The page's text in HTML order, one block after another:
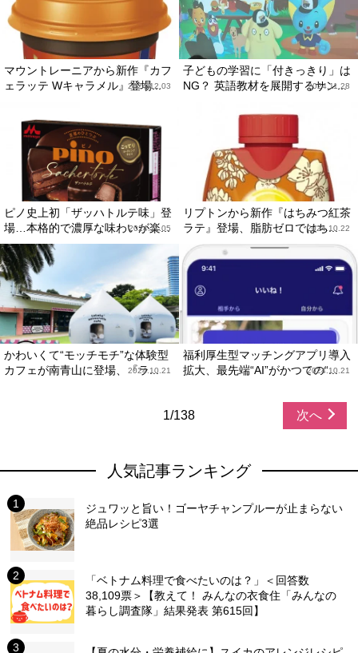
マウントレーニアから新作『カフ
ェラッテ Wキャラメル』登場...
2024.12.03
子どもの学習に「付きっきり」は
NG？ 英語教材を展開するサン...
2024.11.28
ピノ史上初「ザッハトルテ味」登
場…本格的で濃厚な味わいが楽...
2024.11.05
リプトンから新作『はちみつ紅茶
ラテ』登場、脂肪ゼロではち...
2024.10.22
かわいくて“モッチモチ”な体験型
カフェが南青山に登場、『ラ...
2024.10.21
福利厚生型マッチングアプリ導入
拡大、最先端“AI”がかつての“...
2024.10.21
1/138 次へ
人気記事ランキング
ジュワッと旨い！ゴーヤチャンプルーが止まらない
絶品レシピ3選
「ベトナム料理で食べたいのは？」＜回答数
38,109票＞【教えて！ みんなの衣食住「みんなの
暮らし調査隊」結果発表 第615回】